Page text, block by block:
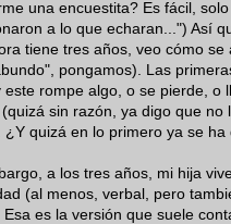
una encuestita? Es fácil,
a lo que echaran...") Así
tiene tres años, veo cómo
pongamos). Las
este rompe algo, o se pierde, o
sin razón, ya digo que
¿Y quizá en lo primero ya se
a los tres años, mi hija
(al menos, verbal, pero
Esa es la versión que suele